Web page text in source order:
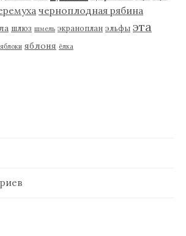
черноплодная рябина
шлюз шмель экраноплан эльфы эта
яблоки яблоня ёлка